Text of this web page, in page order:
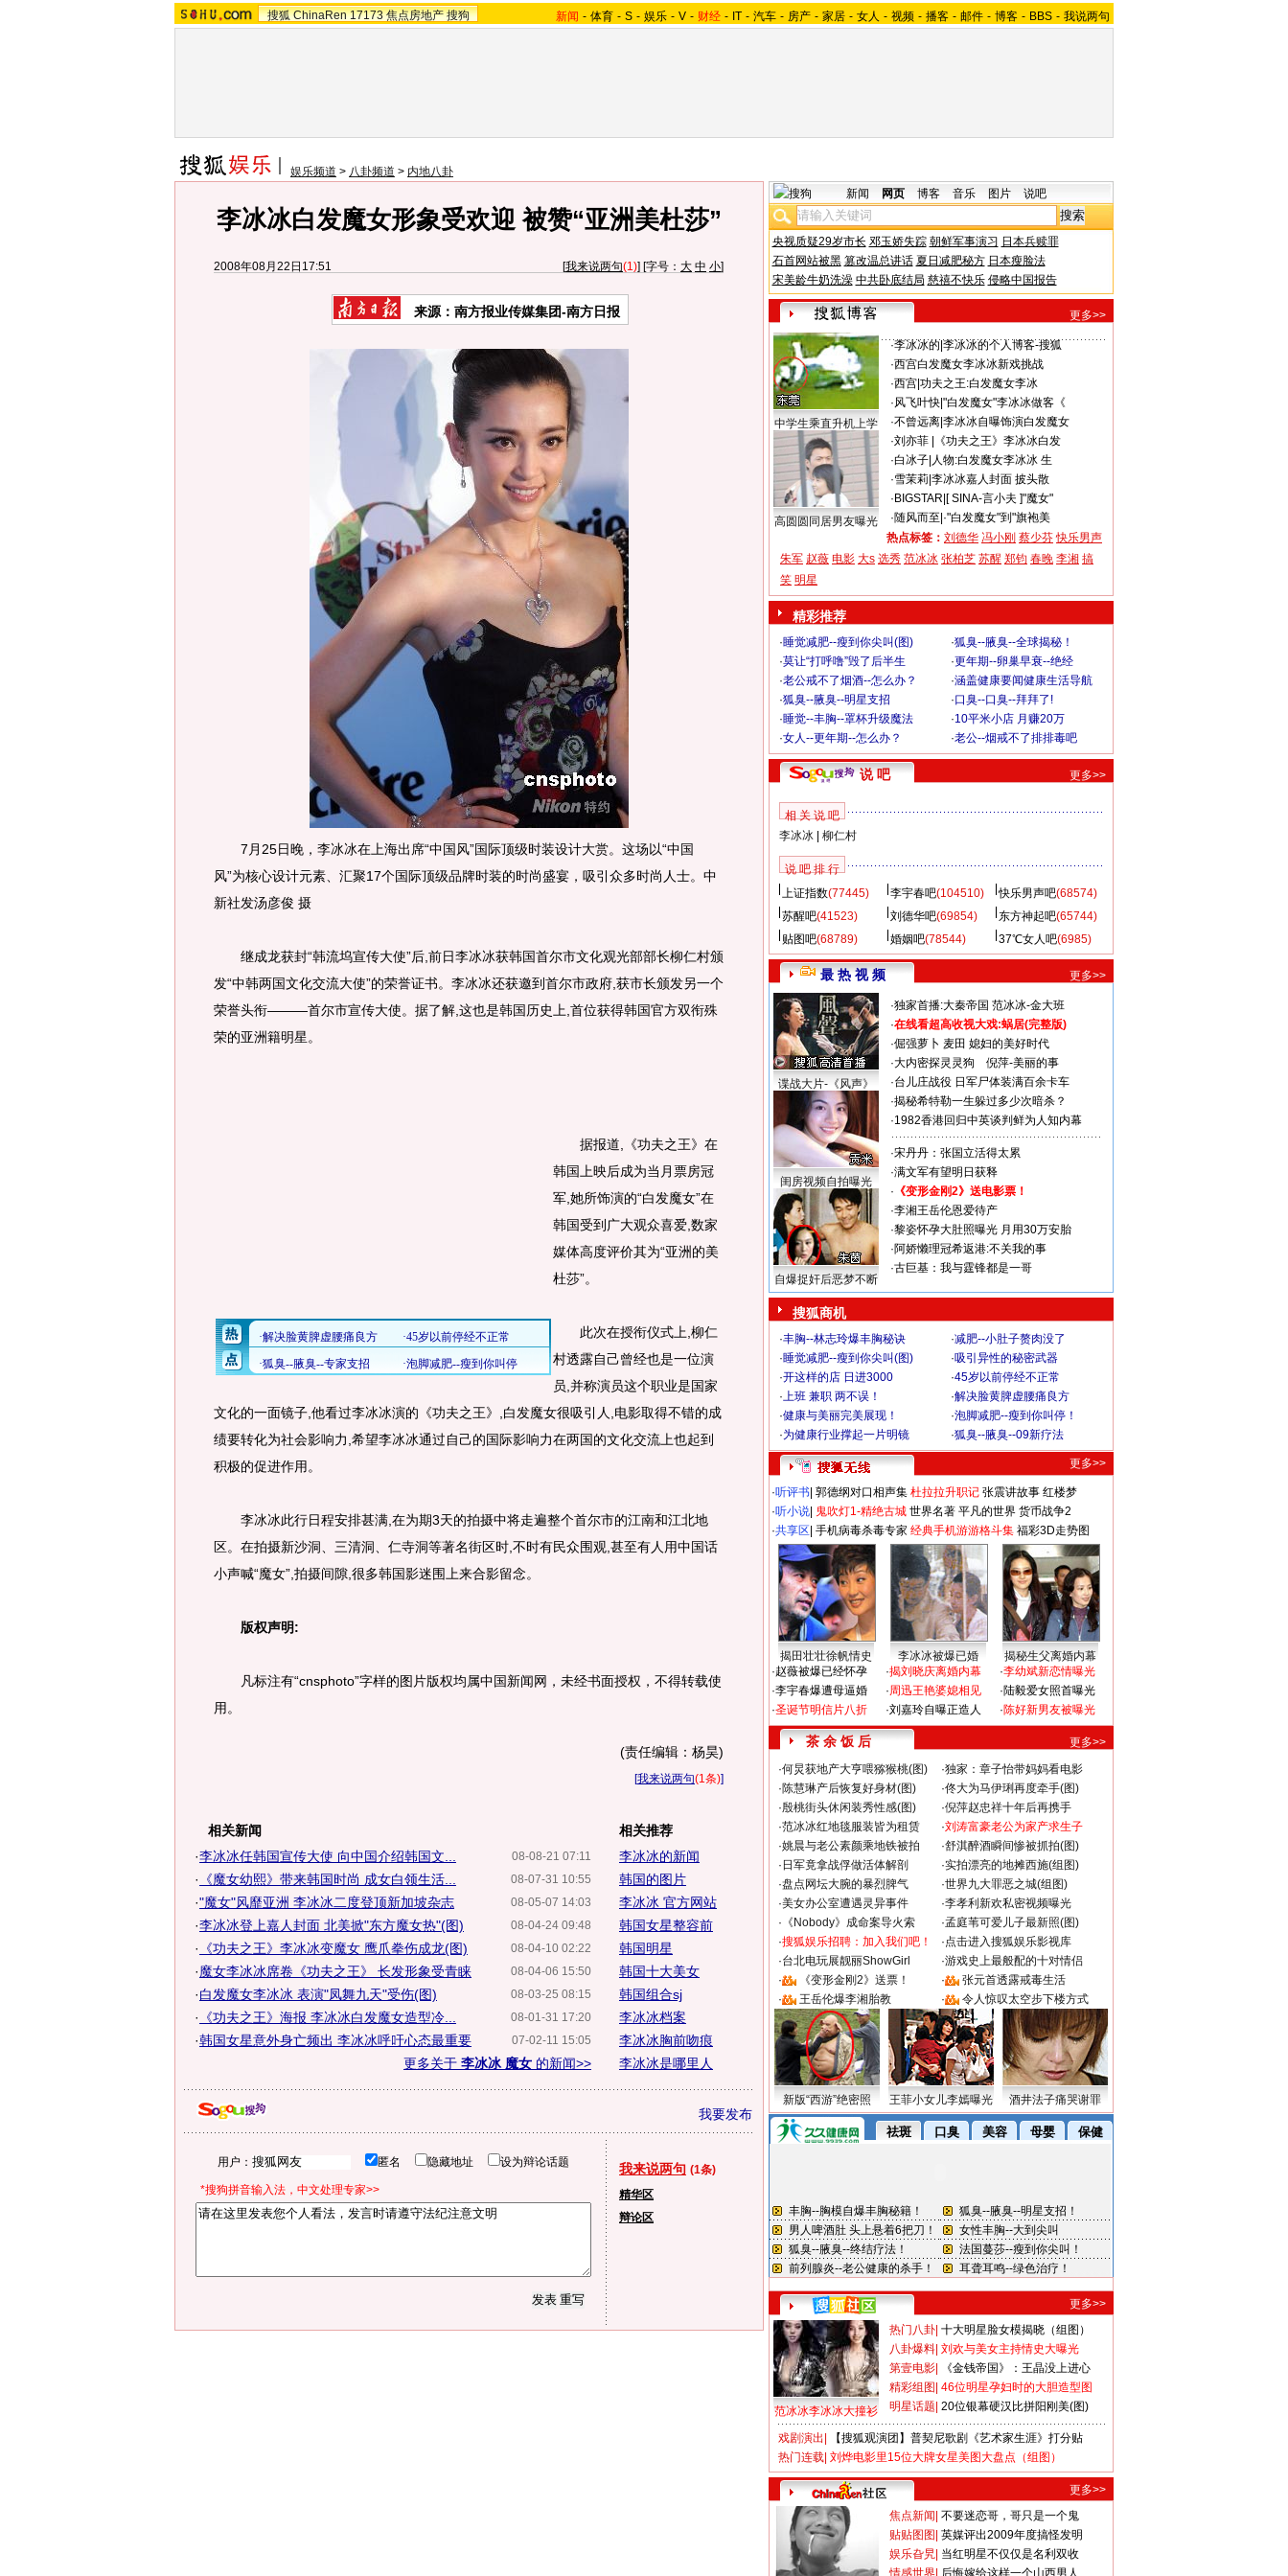
搜狐 ChinaRen 17173 焦点房地产 搜狗 新闻 - 体育 - S - 娱乐 - V - 财经 - IT - 汽车 - 房产 - 家居 - 女人 - 视频 - 播客 - 邮件 - 博客 - BBS - 我说两句
娱乐频道 > 八卦频道 > 内地八卦
李冰冰白发魔女形象受欢迎 被赞“亚洲美杜莎”
2008年08月22日17:51 [我来说两句(1)] [字号： 大 中 小]
来源：南方报业传媒集团-南方日报
7月25日晚，李冰冰在上海出席“中国风”国际顶级时装设计大赏。这场以“中国
风”为核心设计元素、汇聚17个国际顶级品牌时装的时尚盛宴，吸引众多时尚人士。中
新社发汤彦俊 摄
继成龙获封“韩流坞宣传大使”后,前日李冰冰获韩国首尔市文化观光部部长柳仁村颁
发“中韩两国文化交流大使”的荣誉证书。李冰冰还获邀到首尔市政府,获市长颁发另一个
荣誉头衔———首尔市宣传大使。据了解,这也是韩国历史上,首位获得韩国官方双衔殊
荣的亚洲籍明星。
据报道,《功夫之王》在
韩国上映后成为当月票房冠
军,她所饰演的“白发魔女”在
韩国受到广大观众喜爱,数家
媒体高度评价其为“亚洲的美
杜莎”。
此次在授衔仪式上,柳仁
村透露自己曾经也是一位演
员,并称演员这个职业是国家
文化的一面镜子,他看过李冰冰演的《功夫之王》,白发魔女很吸引人,电影取得不错的成
绩要转化为社会影响力,希望李冰冰通过自己的国际影响力在两国的文化交流上也起到
积极的促进作用。
李冰冰此行日程安排甚满,在为期3天的拍摄中将走遍整个首尔市的江南和江北地
区。在拍摄新沙洞、三清洞、仁寺洞等著名街区时,不时有民众围观,甚至有人用中国话
小声喊“魔女”,拍摄间隙,很多韩国影迷围上来合影留念。
版权声明:
凡标注有“cnsphoto”字样的图片版权均属中国新闻网，未经书面授权，不得转载使
用。
(责任编辑：杨昊)
[我来说两句(1条)]
相关新闻
08-08-21 07:11
·李冰冰任韩国宣传大使 向中国介绍韩国文...
08-07-31 10:55
· 《魔女幼熙》带来韩国时尚 成女白领生活...
08-05-07 14:03
·"魔女"风靡亚洲 李冰冰二度登顶新加坡杂志
08-04-24 09:48
·李冰冰登上嘉人封面 北美掀"东方魔女热"(图)
08-04-10 02:22
· 《功夫之王》李冰冰变魔女 鹰爪拳伤成龙(图)
08-04-06 15:50
·魔女李冰冰席卷《功夫之王》 长发形象受青睐
08-03-25 08:15
·白发魔女李冰冰 表演"凤舞九天"受伤(图)
08-01-31 17:20
· 《功夫之王》海报 李冰冰白发魔女造型冷...
07-02-11 15:05
·韩国女星意外身亡频出 李冰冰呼吁心态最重要
更多关于 李冰冰 魔女 的新闻>>
相关推荐
李冰冰的新闻
韩国的图片
李冰冰 官方网站
韩国女星整容前
韩国明星
韩国十大美女
韩国组合sj
李冰冰档案
李冰冰胸前吻痕
李冰冰是哪里人
我要发布
用户： 匿名 隐藏地址 设为辩论话题
*搜狗拼音输入法，中文处理专家>>
我来说两句 (1条)
精华区
辩论区
新闻 网页 博客 音乐 图片 说吧
央视质疑29岁市长 邓玉娇失踪 朝鲜军事演习 日本兵赎罪
石首网站被黑 篡改温总讲话 夏日减肥秘方 日本瘦脸法
宋美龄牛奶洗澡 中共卧底结局 慈禧不快乐 侵略中国报告
更多>>
中学生乘直升机上学
高圆圆同居男友曝光
·李冰冰的 李冰冰的个人博客-搜狐
·西宫白发魔女李冰冰新戏挑战
·西宫| 功夫之王:白发魔女李冰
·风飞叶快| "白发魔女"李冰冰做客《
·不曾远离| 李冰冰自曝饰演白发魔女
·刘亦菲
《功夫之王》李冰冰白发
·白冰子| 人物:白发魔女李冰冰 生
·雪茉莉 李冰冰嘉人封面 披头散
· BIGSTAR [ SINA-言小夫 ]"魔女"
·随风而至 ·"白发魔女"到"旗袍美
热点标签： 刘德华 冯小刚 蔡少芬 快乐男声
朱军 赵薇 电影 大s 选秀 范冰冰 张柏芝 苏醒 郑钧 春晚 李湘 搞
笑 明星
精彩推荐
·睡觉减肥--瘦到你尖叫(图) ·狐臭--腋臭--全球揭秘！
·莫让“打呼噜”毁了后半生 ·更年期--卵巢早衰--绝经
·老公戒不了烟酒--怎么办？ ·涵盖健康要闻健康生活导航
·狐臭--腋臭--明星支招 ·口臭--口臭--拜拜了!
·睡觉--丰胸--罩杯升级魔法 ·10平米小店 月赚20万
·女人--更年期--怎么办？ ·老公--烟戒不了排排毒吧
说 吧 更多>>
相 关 说 吧
李冰冰| 柳仁村
说 吧 排 行
上证指数(77445) 李宇春吧(104510) 快乐男声吧(68574)
苏醒吧(41523) 刘德华吧(69854) 东方神起吧(65744)
贴图吧(68789) 婚姻吧(78544) 37℃女人吧(6985)
最 热 视 频 更多>>
谍战大片-《风声》
闺房视频自拍曝光
自爆捉奸后恶梦不断
·独家首播:大秦帝国 范冰冰-金大班
·在线看超高收视大戏:蜗居(完整版)
·倔强萝卜 麦田 媳妇的美好时代
·大内密探灵灵狗
倪萍-美丽的事
·台儿庄战役 日军尸体装满百余卡车
·揭秘希特勒一生躲过多少次暗杀？
·1982香港回归中英谈判鲜为人知内幕
·宋丹丹：张国立活得太累
·满文军有望明日获释
· 《变形金刚2》送电影票！
·李湘王岳伦恩爱待产
·黎姿怀孕大肚照曝光 月用30万安胎
·阿娇懒理冠希返港:不关我的事
·古巨基：我与霆锋都是一哥
搜狐商机
·丰胸--林志玲爆丰胸秘诀 ·减肥--小肚子赘肉没了
·睡觉减肥--瘦到你尖叫(图) ·吸引异性的秘密武器
·开这样的店 日进3000 ·45岁以前停经不正常
·上班 兼职 两不误！ ·解决脸黄脾虚腰痛良方
·健康与美丽完美展现！ ·泡脚减肥--瘦到你叫停！
·为健康行业撑起一片明镜 ·狐臭--腋臭--09新疗法
更多>>
·听评书 郭德纲对口相声集 杜拉拉升职记 张震讲故事 红楼梦
·听小说 鬼吹灯1-精绝古城 世界名著 平凡的世界 货币战争2
·共享区 手机病毒杀毒专家 经典手机游游格斗集 福彩3D走势图
揭田壮壮徐帆情史 李冰冰被爆已婚
揭秘生父离婚内幕
·赵薇被爆已经怀孕
·李宇春爆遭母逼婚
·圣诞节明信片八折
·揭刘晓庆离婚内幕
·周迅王艳婆媳相见
·刘嘉玲自曝正造人
·李幼斌新恋情曝光
·陆毅爱女照首曝光
·陈好新男友被曝光
茶 余 饭 后
更多>>
·何炅获地产大亨喂猕猴桃(图) ·独家：章子怡带妈妈看电影
·陈慧琳产后恢复好身材(图) ·佟大为马伊琍再度牵手(图)
·殷桃街头休闲装秀性感(图) ·倪萍赵忠祥十年后再携手
·范冰冰红地毯服装皆为租赁 ·刘涛富豪老公为家产求生子
·姚晨与老公素颜乘地铁被拍 ·舒淇醉酒瞬间惨被抓拍(图)
· 日军竟拿战俘做活体解剖 ·实拍漂亮的地摊西施(组图)
·盘点网坛大腕的暴烈脾气 ·世界九大罪恶之城(组图)
·美女办公室遭遇灵异事件 ·李孝利新欢私密视频曝光
· 《Nobody》成命案导火索 ·孟庭苇可爱儿子最新照(图)
·搜狐娱乐招聘：加入我们吧！ ·点击进入搜狐娱乐影视库
·台北电玩展靓丽ShowGirl ·游戏史上最般配的十对情侣
·
《变形金刚2》送票！ ·
张元首透露戒毒生活
·
王岳伦爆李湘胎教 · 令人惊叹太空步下楼方式
新版“西游”绝密照 王菲小女儿李嫣曝光 酒井法子痛哭谢罪
更多>>
范冰冰李冰冰大撞衫
热门八卦 十大明星脸女模揭晓（组图）
八卦爆料 刘欢与美女主持情史大曝光
第壹电影
《金钱帝国》：王晶没上进心
精彩组图 46位明星孕妇时的大胆造型图
明星话题 20位银幕硬汉比拼阳刚美(图)
戏剧演出
【搜狐观演团】普契尼歌剧《艺术家生涯》打分贴
热门连载 刘烨电影里15位大牌女星美图大盘点（组图）
更多>>
焦点新闻 不要迷恋哥，哥只是一个鬼
贴贴图图 英媒评出2009年度搞怪发明
娱乐旮旯 当红明星不仅仅是名利双收
情感世界 后悔嫁给这样一个山西男人